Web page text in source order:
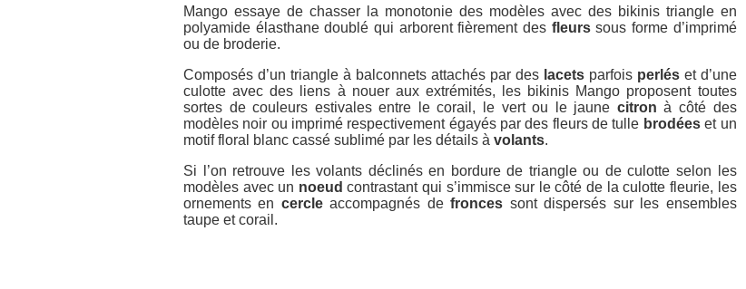
Mango essaye de chasser la monotonie des modèles avec des bikinis triangle en
polyamide élasthane doublé qui arborent fièrement des fleurssous forme d’imprimé
ou de broderie.
Composés d’un triangle à balconnets attachés par des lacetsparfois perléset d’une
culotte avec des liens à nouer aux extrémités, les bikinis Mango proposent toutes
sortes de couleurs estivales entre le corail, le vert ou le jaune citron à côté des
modèles noir ou imprimé respectivement égayés par des fleurs de tulle brodéeset un
motif floral blanc cassé sublimé par les détails à volants.
Si l’on retrouve les volants déclinés en bordure de triangle ou de culotte selon les
modèles avec un noeud contrastant qui s’immisce sur le côté de la culotte fleurie, les
ornements en cercleaccompagnés defronces sont dispersés sur les ensembles
taupe et corail.